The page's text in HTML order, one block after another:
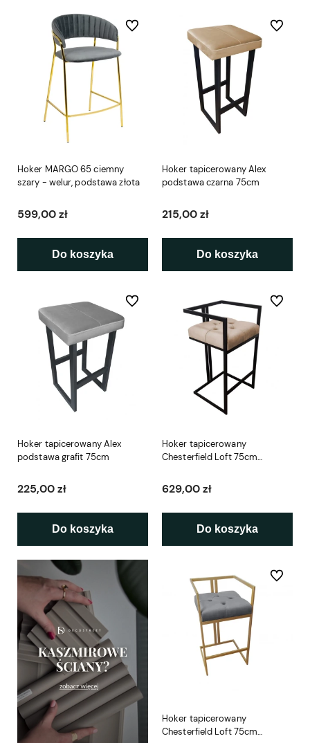
Hoker MARGO 65 ciemny
szary - welur, podstawa złota
599,00 zł
Do koszyka
Do ulubionych
Hoker tapicerowany Alex
podstawa czarna 75cm
215,00 zł
Do koszyka
Do
Hoker tapicerowany Alex
podstawa grafit 75cm
225,00 zł
Do koszyka
Do ulubionych
Hoker tapicerowany
Chesterfield Loft 75cm
629,00 zł
Do koszyka
Do
Hoker tapicerowany
Chesterfield Loft 75cm
Do